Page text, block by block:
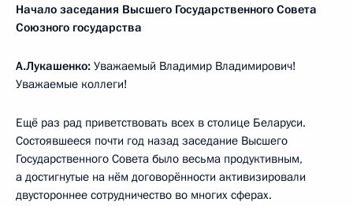
Начало заседания Высшего Государственного Совета
Союзного государства
А.Лукашенко: Уважаемый Владимир Владимирович!
Уважаемые коллеги!
Ещё раз рад приветствовать всех в столице Беларуси.
Состоявшееся почти год назад заседание Высшего
Государственного Совета было весьма продуктивным,
а достигнутые на нём договорённости активизировали
двустороннее сотрудничество во многих сферах.